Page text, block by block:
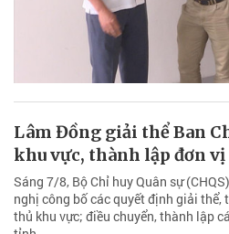
Lâm Đồng giải thể Ban
khu vực, thành lập đơn
Sáng 7/8, Bộ Chỉ huy Quân sự
nghị công bố các quyết định giải thể,
thủ khu vực; điều chuyển, thành lập